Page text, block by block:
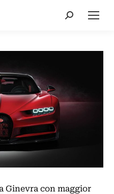
Cerca:
Ginevra con maggior